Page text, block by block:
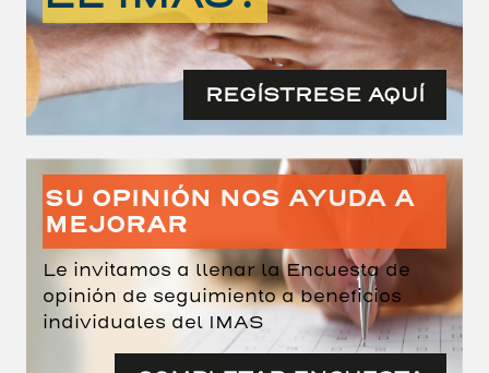
REGÍSTRESE AQUÍ
SU OPINIÓN NOS AYUDA A
MEJORAR
Le invitamos a llenar la Encuesta de
opinión de seguimiento a beneficios
individuales del IMAS
COMPLETAR ENCUESTA